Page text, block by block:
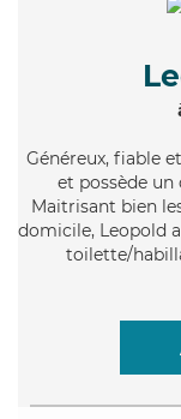
Généreux, fiable
et possède
Maitrisant bien
domicile, Leopold
toilette/